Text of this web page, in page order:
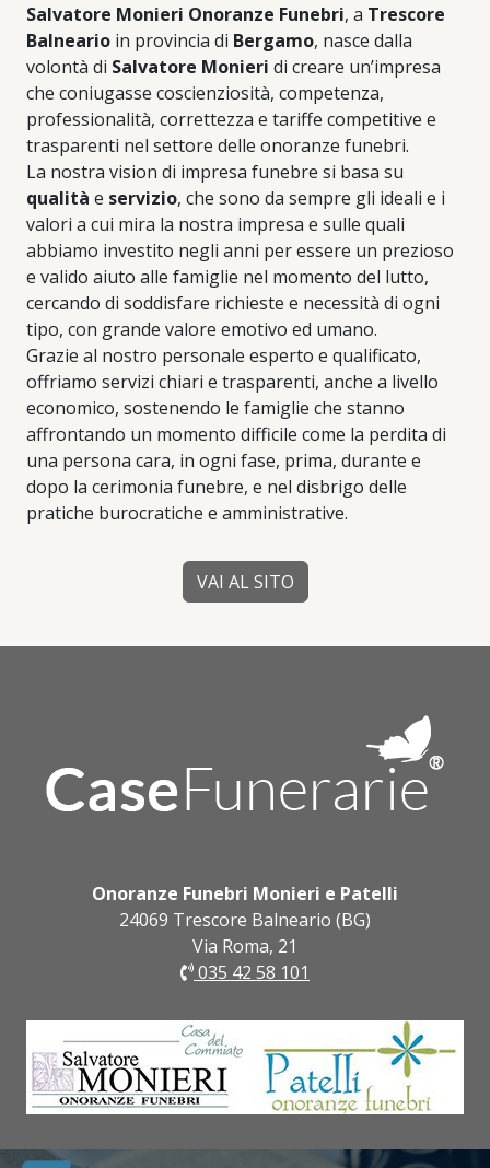
Salvatore Monieri Onoranze Funebri, a Trescore
Balneario in provincia di Bergamo, nasce dalla
volontà di Salvatore Monieri di creare un’impresa
che coniugasse coscienziosità, competenza,
professionalità, correttezza e tariffe competitive e
trasparenti nel settore delle onoranze funebri.
La nostra vision di impresa funebre si basa su
qualità e servizio, che sono da sempre gli ideali e i
valori a cui mira la nostra impresa e sulle quali
abbiamo investito negli anni per essere un prezioso
e valido aiuto alle famiglie nel momento del lutto,
cercando di soddisfare richieste e necessità di ogni
tipo, con grande valore emotivo ed umano.
Grazie al nostro personale esperto e qualificato,
offriamo servizi chiari e trasparenti, anche a livello
economico, sostenendo le famiglie che stanno
affrontando un momento difficile come la perdita di
una persona cara, in ogni fase, prima, durante e
dopo la cerimonia funebre, e nel disbrigo delle
pratiche burocratiche e amministrative.
VAI AL SITO
Onoranze Funebri Monieri e Patelli
24069 Trescore Balneario (BG)
Via Roma, 21
035 42 58 101